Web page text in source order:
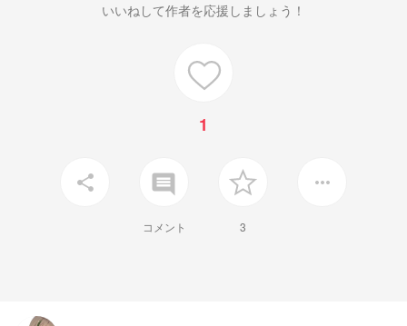
いいねして作者を応援しましょう！
1
share insert_comment
コメント 3
more_horiz